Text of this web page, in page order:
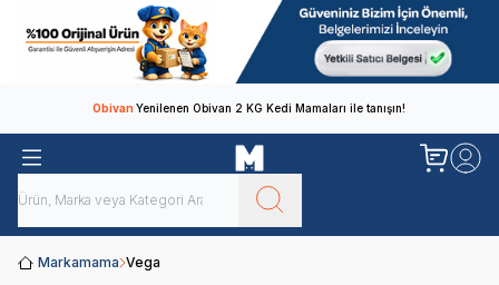
ObivanYenilenen Obivan 2 KG Kedi Mamaları ile tanışın!
Markamama Vega